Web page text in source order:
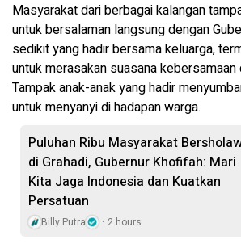
Masyarakat dari berbagai kalangan
untuk bersalaman langsung dengan
sedikit yang hadir bersama keluarga,
untuk merasakan suasana kebersamaan
Tampak anak-anak yang hadir
untuk menyanyi di hadapan warga.
Puluhan Ribu Masyarakat
di Grahadi, Gubernur Khofifah: Mari
Kita Jaga Indonesia dan Kuatkan
Persatuan
Billy Putra 2 hours